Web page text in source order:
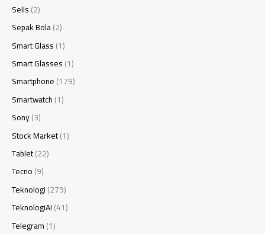
Selis(2)
Sepak Bola(2)
Smart Glass(1)
Smart Glasses(1)
Smartphone(179)
Smartwatch(1)
Sony(3)
Stock Market(1)
Tablet(22)
Tecno(9)
Teknologi(279)
TeknologiAI(41)
Telegram(1)